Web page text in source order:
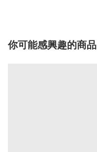
你可能感興趣的商品